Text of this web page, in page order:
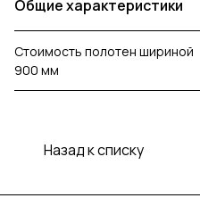
Общие характеристики
Стоимость полотен шириной
900 мм
Назад к списку